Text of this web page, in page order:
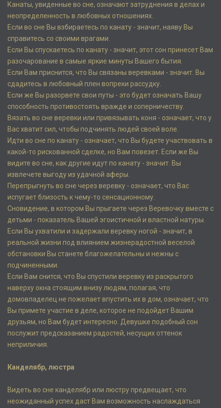
Канаты, увиденные во сне, означают затруднения в делах и
неопределенность в любовных отношениях.
Если во сне Вы взбираетесь по канату - значит, наяву Вы
справитесь со своими врагами.
Если Вы спускаетесь по канату - значит, этот сон принесет Вам
разочарование в самые яркие минуты Вашего бытия.
Если Вам приснится, что Вы связаны веревками - значит. Вы
сдадитесь в любовный плен вопреки рассудку.
Если же Вы разорвете свои путы - это будет означать Вашу
способность противостоять вражде и соперничеству.
Вязать во сне веревки или привязывать коня - означает, что у
Вас хватит сил, чтобы подчинять людей своей воле.
Идти во сне по канату - означает, что Вы будете участвовать в
какой-то рискованной сделке, но Вам повезет. Если же Вы
видите во сне, как другие идут по канату - значит. Вы
извлечете выгоду из удачной аферы.
Перепрыгнуть во сне через веревку - означает, что Вас
испугает близость к чему-то сенсационному.
Сновидение, в котором Вы прыгаете через Веревочку вместе с
детьми - показатель Вашей эгоистичной и властной натуры.
Если Вы ухватили и задержали веревку ногой - значит, в
реальной жизни под влиянием жизнерадостной веселой
обстановки Вы станете благожелательны и нежны с
подчиненными.
Если Вам снится, что Вы спустили веревку из раскрытого
наверху окна стоящим внизу людям, полагая, что
домовладелец не пожелает впустить их в дом, означает, что
Вы примете участие в деле, которое не подойдет Вашим
друзьям, но Вам будет интересно. Девушке подобный сон
послужит предсказанием радостей, несущих оттенок
неприличия.
Канделябр, люстра
Видеть во сне канделябр или люстру предвещает, что
неожиданный успех даст Вам возможность наслаждаться